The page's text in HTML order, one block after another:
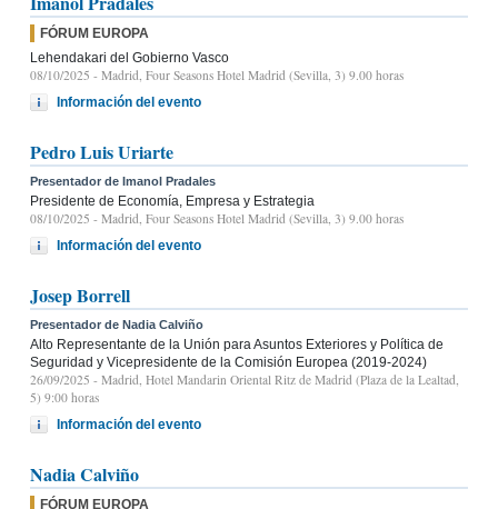
FÓRUM EUROPA
Lehendakari del Gobierno Vasco
08/10/2025 - Madrid, Four Seasons Hotel Madrid (Sevilla, 3) 9.00 horas
Información del evento
Pedro Luis Uriarte
Presentador de Imanol Pradales
Presidente de Economía, Empresa y Estrategia
08/10/2025 - Madrid, Four Seasons Hotel Madrid (Sevilla, 3) 9.00 horas
Información del evento
Josep Borrell
Presentador de Nadia Calviño
Alto Representante de la Unión para Asuntos Exteriores y Política de
Seguridad y Vicepresidente de la Comisión Europea (2019-2024)
26/09/2025 - Madrid, Hotel Mandarin Oriental Ritz de Madrid (Plaza de la Lealtad,
5) 9:00 horas
Información del evento
Nadia Calviño
FÓRUM EUROPA